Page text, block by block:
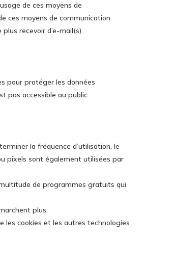
de ces moyens de
ces moyens de communication.
recevoir d’e-mail(s).
pour protéger les données
pas accessible au public.
la fréquence d’utilisation, le
pixels sont également utilisées par
de programmes gratuits qui
plus.
les cookies et les autres technologies